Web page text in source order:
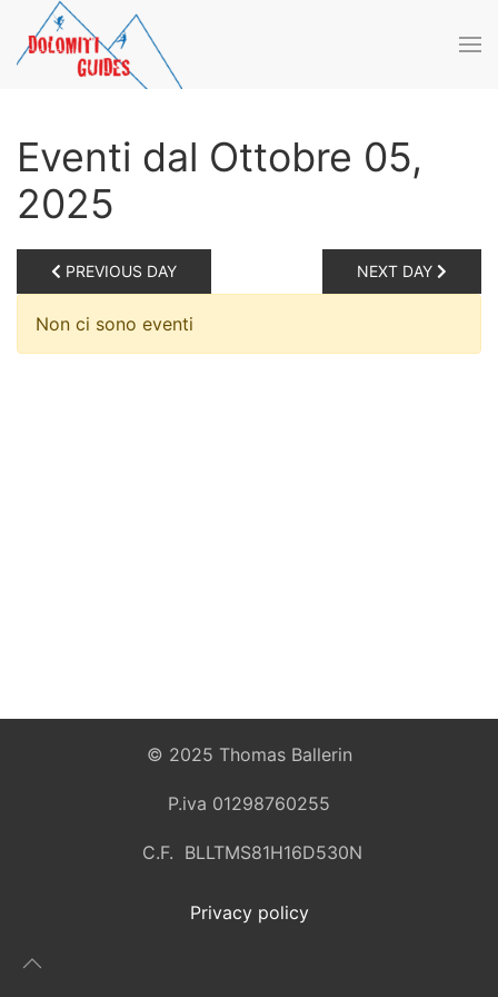
Skip to main content
Eventi dal Ottobre 05,
2025
PREVIOUS DAY NEXT DAY
Non ci sono eventi
© 2025 Thomas Ballerin
P.iva 01298760255
C.F. BLLTMS81H16D530N
Privacy policy